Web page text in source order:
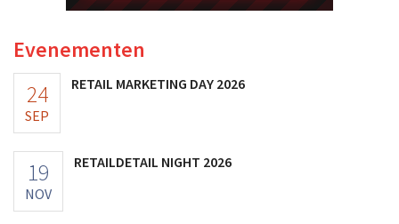
Evenementen
24
SEP
RETAIL MARKETING DAY 2026
19
NOV
RETAILDETAIL NIGHT 2026